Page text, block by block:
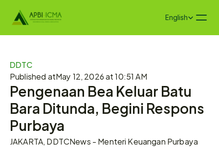
Select Language
English
DDTC
Published atMay 12, 2026 at 10:51 AM
Pengenaan Bea Keluar Batu
Bara Ditunda, Begini Respons
Purbaya
JAKARTA, DDTCNews - Menteri Keuangan Purbaya